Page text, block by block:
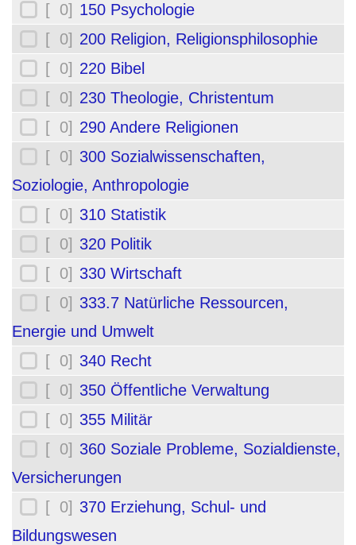
[ 0] 150 Psychologie
[ 0] 200 Religion, Religionsphilosophie
[ 0] 220 Bibel
[ 0] 230 Theologie, Christentum
[ 0] 290 Andere Religionen
[ 0] 300 Sozialwissenschaften,
Soziologie, Anthropologie
[ 0] 310 Statistik
[ 0] 320 Politik
[ 0] 330 Wirtschaft
[ 0] 333.7 Natürliche Ressourcen,
Energie und Umwelt
[ 0] 340 Recht
[ 0] 350 Öffentliche Verwaltung
[ 0] 355 Militär
[ 0] 360 Soziale Probleme, Sozialdienste,
Versicherungen
[ 0] 370 Erziehung, Schul- und
Bildungswesen